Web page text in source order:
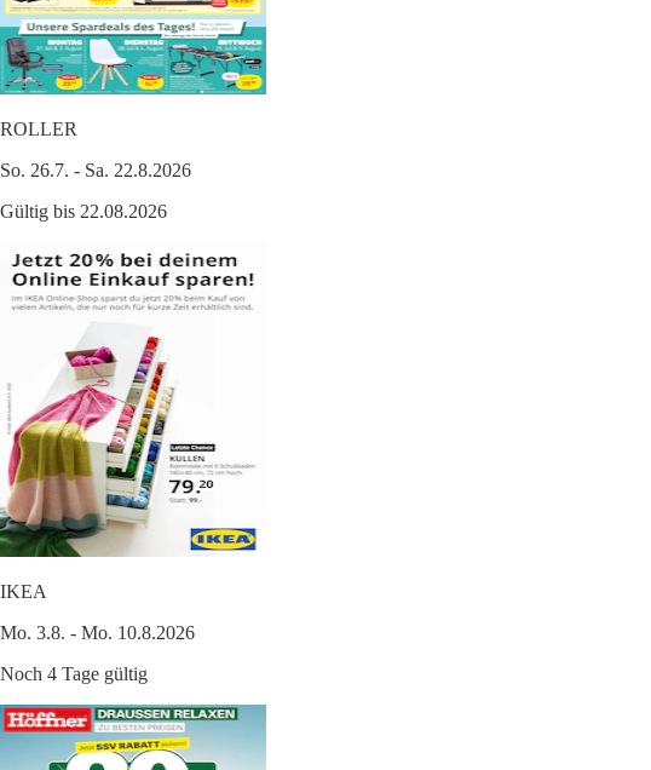
ROLLER
So. 26.7. - Sa. 22.8.2026
Gültig bis 22.08.2026
IKEA
Mo. 3.8. - Mo. 10.8.2026
Noch 4 Tage gültig